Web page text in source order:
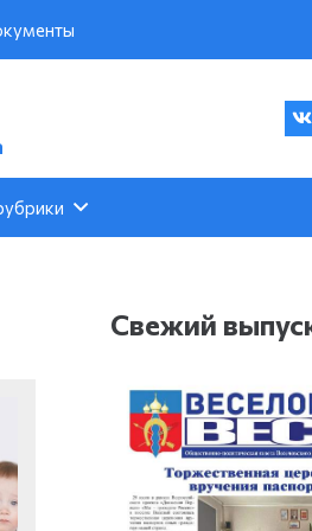
Свежий